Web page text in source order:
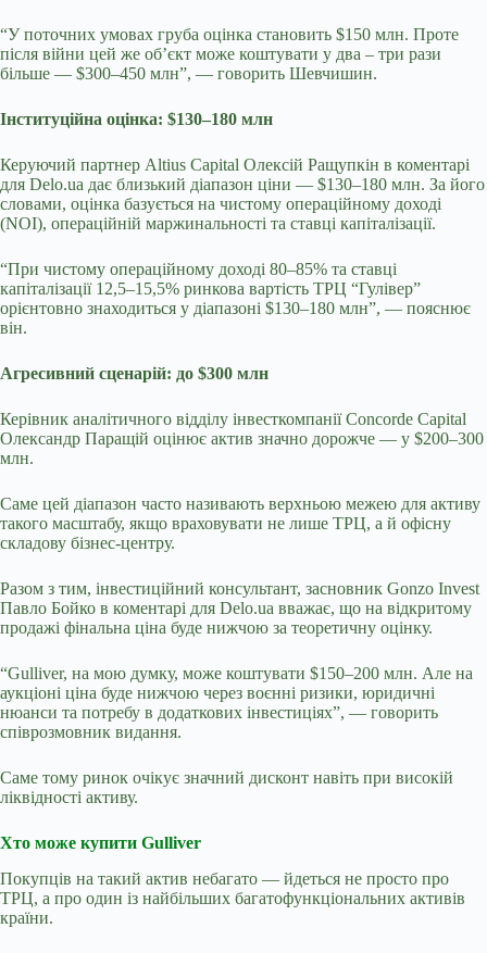
“У поточних умовах груба оцінка становить $150 млн. Проте
після війни цей же об’єкт може коштувати у два – три рази
більше — $300–450 млн”, — говорить Шевчишин.
Інституційна оцінка: $130–180 млн
Керуючий партнер Altius Capital Олексій Ращупкін в коментарі
для Delo.ua дає близький діапазон ціни — $130–180 млн. За його
словами, оцінка базується на чистому операційному доході
(NOI), операційній маржинальності та ставці капіталізації.
“При чистому операційному доході 80–85% та ставці
капіталізації 12,5–15,5% ринкова вартість ТРЦ “Гулівер”
орієнтовно знаходиться у діапазоні $130–180 млн”, — пояснює
він.
Агресивний сценарій: до $300 млн
Керівник аналітичного відділу інвесткомпанії Concorde Capital
Олександр Паращій оцінює актив значно дорожче — у $200–300
млн.
Саме цей діапазон часто називають верхньою межею для активу
такого масштабу, якщо враховувати не лише ТРЦ, а й офісну
складову бізнес-центру.
Разом з тим, інвестиційний консультант, засновник Gonzo Invest
Павло Бойко в коментарі для Delo.ua вважає, що на відкритому
продажі фінальна ціна буде нижчою за теоретичну оцінку.
“Gulliver, на мою думку, може коштувати $150–200 млн. Але на
аукціоні ціна буде нижчою через воєнні ризики, юридичні
нюанси та потребу в додаткових інвестиціях”, — говорить
співрозмовник видання.
Саме тому ринок очікує значний дисконт навіть при високій
ліквідності активу.
Хто може купити Gulliver
Покупців на такий актив небагато — йдеться не просто про
ТРЦ, а про один із найбільших багатофункціональних активів
країни.